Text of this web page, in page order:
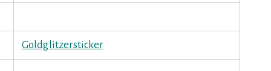
Goldglitzersticker